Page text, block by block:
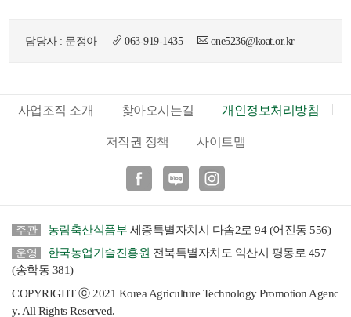
담당자 : 문정아 063-919-1435 one5236@koat.or.kr
사업조직 소개 찾아오시는길 개인정보처리방침
저작권 정책 사이트맵
인스타
주관 농림축산식품부 세종특별자치시 다솜2로 94 (어진동 556)
운영 한국농업기술진흥원 전북특별자치도 익산시 평동로 457
(송학동 381)
COPYRIGHT ⓒ 2021 Korea Agriculture Technology Promotion Agenc
y. All Rights Reserved.